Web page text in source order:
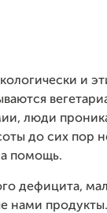
и
люди
до сих пор
помощь.
дефицита,
нами